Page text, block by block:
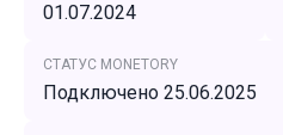
01.07.2024
СТАТУС MONETORY
Подключено 25.06.2025